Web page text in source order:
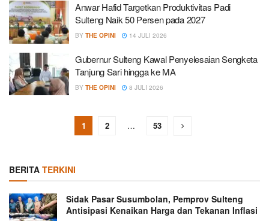
Anwar Hafid Targetkan Produktivitas Padi
Sulteng Naik 50 Persen pada 2027
BY THE OPINI 14 JULI 2026
Gubernur Sulteng Kawal Penyelesaian Sengketa
Tanjung Sari hingga ke MA
BY THE OPINI 8 JULI 2026
1 2 … 53
BERITA TERKINI
Sidak Pasar Susumbolan, Pemprov Sulteng
Antisipasi Kenaikan Harga dan Tekanan Inflasi